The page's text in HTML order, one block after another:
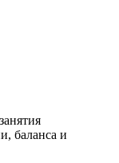
баланса и